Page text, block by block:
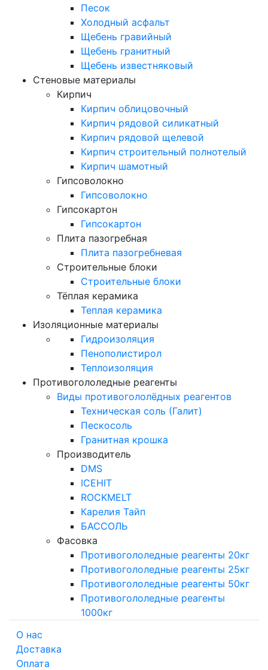
Песок
Холодный асфальт
Щебень гравийный
Щебень гранитный
Щебень известняковый
Стеновые материалы
Кирпич
Кирпич облицовочный
Кирпич рядовой силикатный
Кирпич рядовой щелевой
Кирпич строительный полнотелый
Кирпич шамотный
Гипсоволокно
Гипсоволокно
Гипсокартон
Гипсокартон
Плита пазогребная
Плита пазогребневая
Строительные блоки
Строительные блоки
Тёплая керамика
Теплая керамика
Изоляционные материалы
Гидроизоляция
Пенополистирол
Теплоизоляция
Противогололедные реагенты
Виды противогололёдных реагентов
Техническая соль (Галит)
Пескосоль
Гранитная крошка
Производитель
DMS
ICEHIT
ROCKMELT
Карелия Тайп
БАССОЛЬ
Фасовка
Противогололедные реагенты 20кг
Противогололедные реагенты 25кг
Противогололедные реагенты 50кг
Противогололедные реагенты
1000кг
О нас
Доставка
Оплата